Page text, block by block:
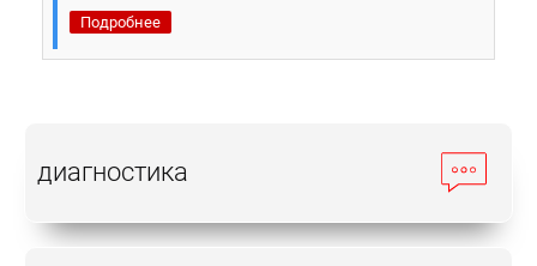
Подробнее
диагностика